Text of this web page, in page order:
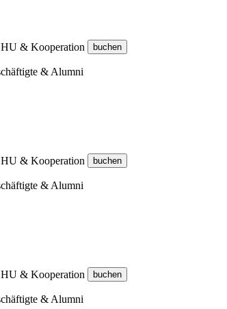
& Kooperation
& Alumni
& Kooperation
& Alumni
& Kooperation
& Alumni